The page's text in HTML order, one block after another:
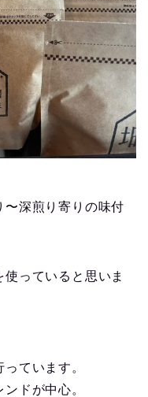
〜深煎り寄りの味付
っていると思いま
ています。
ドが中心。